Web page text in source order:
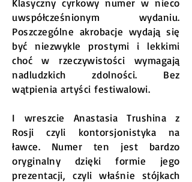
Klasyczny cyrkowy numer w nieco
uwspółcześnionym wydaniu.
Poszczególne akrobacje wydają się
być niezwykle prostymi i lekkimi
choć w rzeczywistości wymagają
nadludzkich zdolności. Bez
wątpienia artyści festiwalowi.
I wreszcie Anastasia Trushina z
Rosji czyli kontorsjonistyka na
ławce. Numer ten jest bardzo
oryginalny dzięki formie jego
prezentacji, czyli właśnie stójkach